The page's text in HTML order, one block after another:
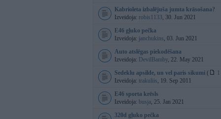
Kabrioleta izbalējuša jumta krāsošana?
Izveidoja: robis1133, 30. Jun 2021
E46 gļuko pečka
Izveidoja: janchukins, 03. Jun 2021
Auto atslēgas piekodēšana
Izveidoja: DevilBamby, 22. May 2021
Sedeklu apsilde, un vel paris sikumi (
1
Izveidoja: trakuliis, 19. Sep 2011
E46 sporta krēsls
Izveidoja: busja, 25. Jan 2021
320d gļuko pečka